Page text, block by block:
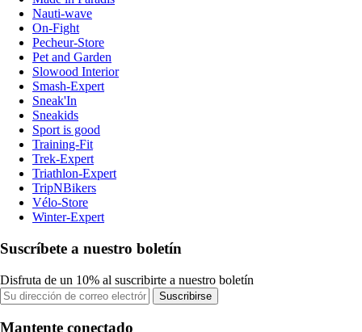
Nauti-wave
On-Fight
Pecheur-Store
Pet and Garden
Slowood Interior
Smash-Expert
Sneak'In
Sneakids
Sport is good
Training-Fit
Trek-Expert
Triathlon-Expert
TripNBikers
Vélo-Store
Winter-Expert
Suscríbete a nuestro boletín
Disfruta de un 10% al suscribirte a nuestro boletín
Suscribirse
Mantente conectado